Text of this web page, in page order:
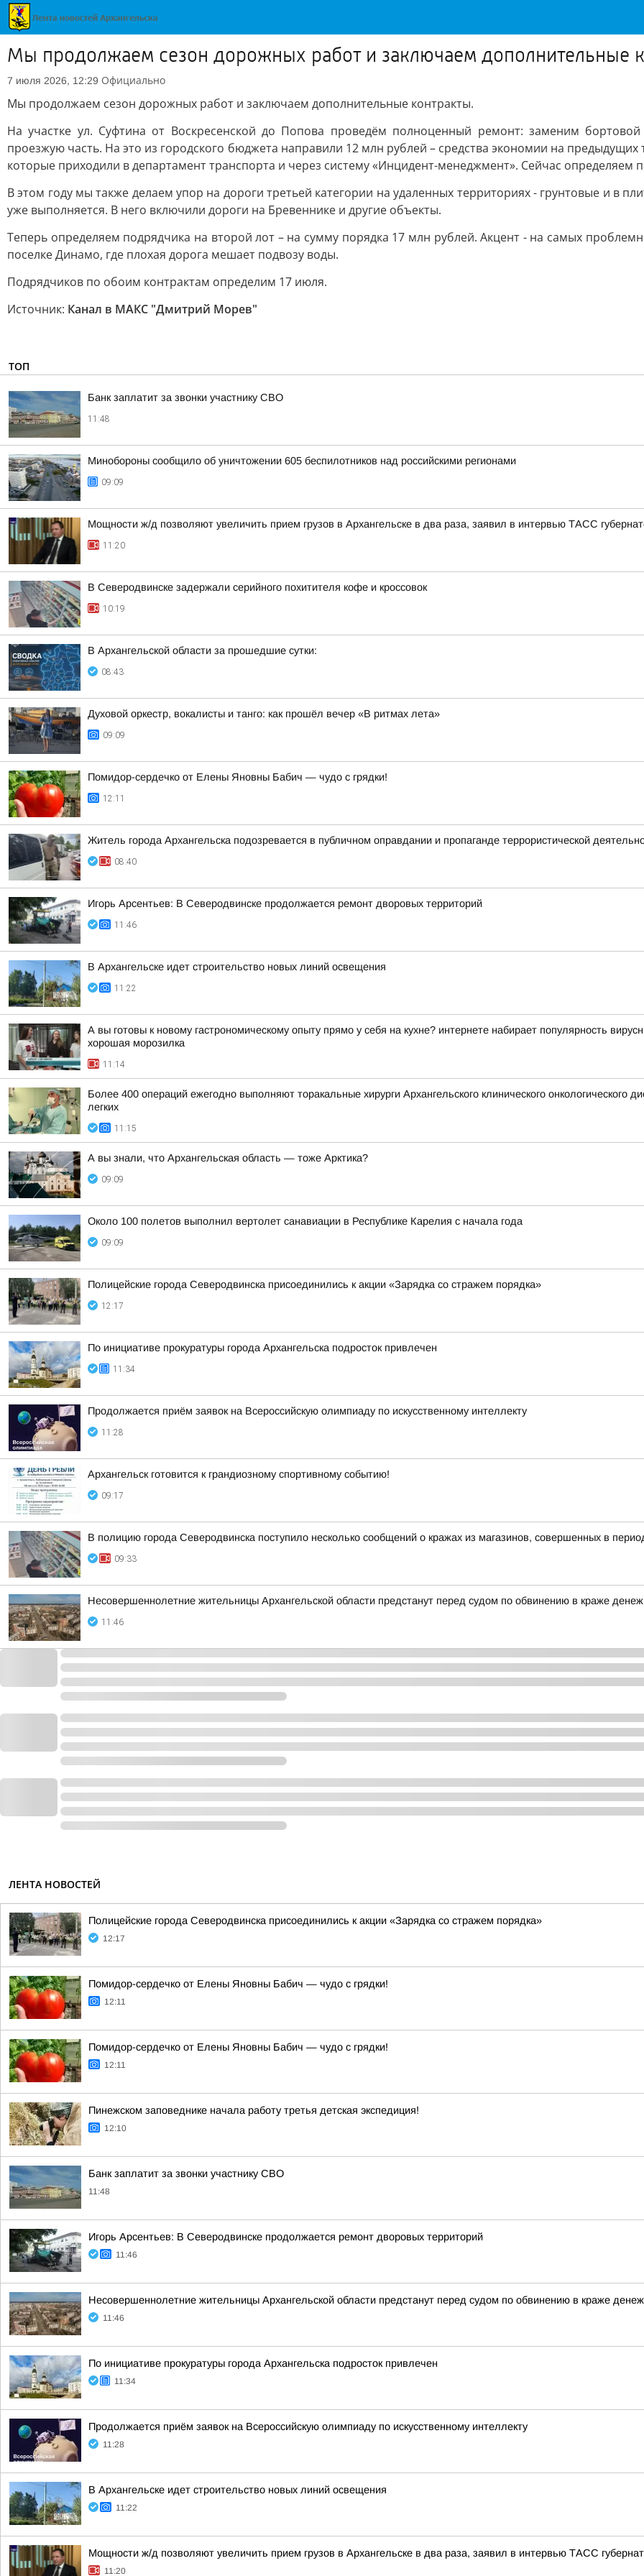
Мы продолжаем сезон дорожных работ и заключаем дополнительные
7 июля 2026, 12:29 Официально
Мы продолжаем сезон дорожных работ и заключаем дополнительные контракты.
На участке ул. Суфтина от Воскресенской до Попова проведём полноценный ремонт: заменим
проезжую часть. На это из городского бюджета направили 12 млн рублей – средства экономии на
которые приходили в департамент транспорта и через систему «Инцидент-менеджмент». Сейчас определяем
В этом году мы также делаем упор на дороги третьей категории на удаленных территориях - грунтовые и в
уже выполняется. В него включили дороги на Бревеннике и другие объекты.
Теперь определяем подрядчика на второй лот – на сумму порядка 17 млн рублей. Акцент - на самых
поселке Динамо, где плохая дорога мешает подвозу воды.
Подрядчиков по обоим контрактам определим 17 июля.
Источник: Канал в МАКС "Дмитрий Морев"
ТОП
Банк заплатит за звонки участнику СВО
11:48
Минобороны сообщило об уничтожении 605 беспилотников над российскими регионами
09:09
Мощности ж/д позволяют увеличить прием грузов в Архангельске в два раза, заявил в интервью ТАСС
11:20
В Северодвинске задержали серийного похитителя кофе и кроссовок
10:19
В Архангельской области за прошедшие сутки:
08:43
Духовой оркестр, вокалисты и танго: как прошёл вечер «В ритмах лета»
09:09
Помидор-сердечко от Елены Яновны Бабич — чудо с грядки!
12:11
Житель города Архангельска подозревается в публичном оправдании и пропаганде террористической
08:40
Игорь Арсентьев: В Северодвинске продолжается ремонт дворовых территорий
11:46
В Архангельске идет строительство новых линий освещения
11:22
А вы готовы к новому гастрономическому опыту прямо у себя на кухне? интернете набирает популярность
хорошая морозилка
11:14
Более 400 операций ежегодно выполняют торакальные хирурги Архангельского клинического онкологического
легких
11:15
А вы знали, что Архангельская область — тоже Арктика?
09:09
Около 100 полетов выполнил вертолет санавиации в Республике Карелия с начала года
09:09
Полицейские города Северодвинска присоединились к акции «Зарядка со стражем порядка»
12:17
По инициативе прокуратуры города Архангельска подросток привлечен
11:34
Продолжается приём заявок на Всероссийскую олимпиаду по искусственному интеллекту
11:28
Архангельск готовится к грандиозному спортивному событию!
09:17
В полицию города Северодвинска поступило несколько сообщений о кражах из магазинов, совершенных в
09:33
Несовершеннолетние жительницы Архангельской области предстанут перед судом по обвинению в краже
11:46
ЛЕНТА НОВОСТЕЙ
Полицейские города Северодвинска присоединились к акции «Зарядка со стражем порядка»
12:17
Помидор-сердечко от Елены Яновны Бабич — чудо с грядки!
12:11
Помидор-сердечко от Елены Яновны Бабич — чудо с грядки!
12:11
Пинежском заповеднике начала работу третья детская экспедиция!
12:10
Банк заплатит за звонки участнику СВО
11:48
Игорь Арсентьев: В Северодвинске продолжается ремонт дворовых территорий
11:46
Несовершеннолетние жительницы Архангельской области предстанут перед судом по обвинению в краже
11:46
По инициативе прокуратуры города Архангельска подросток привлечен
11:34
Продолжается приём заявок на Всероссийскую олимпиаду по искусственному интеллекту
11:28
В Архангельске идет строительство новых линий освещения
11:22
Мощности ж/д позволяют увеличить прием грузов в Архангельске в два раза, заявил в интервью ТАСС
11:20